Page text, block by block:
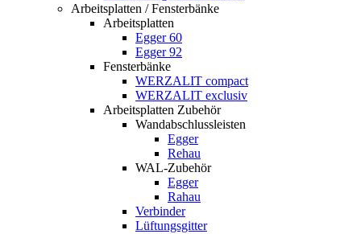
Arbeitsplatten / Fensterbänke
Arbeitsplatten
Egger 60
Egger 92
Fensterbänke
WERZALIT compact
WERZALIT exclusiv
Arbeitsplatten Zubehör
Wandabschlussleisten
Egger
Rehau
WAL-Zubehör
Egger
Rahau
Verbinder
Lüftungsgitter